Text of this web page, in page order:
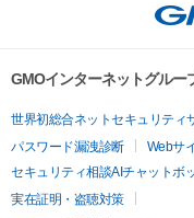
GMOインターネットグルー
世界初総合ネットセキュリティ
パスワード漏洩診断
Webサ
セキュリティ相談AIチャットボ
実在証明・盗聴対策